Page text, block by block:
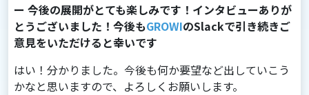
ー 今後の展開がとても楽しみです！インタビューありが
とうございました！今後もGROWIのSlackで引き続きご
意見をいただけると幸いです
はい！分かりました。今後も何か要望など出していこう
かなと思いますので、よろしくお願いします。